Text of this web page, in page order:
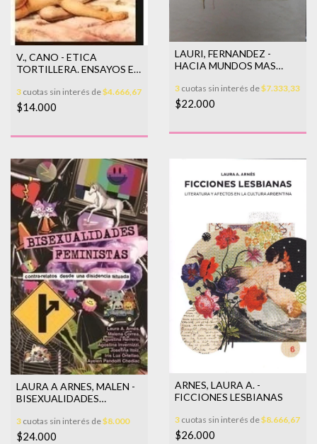
V., CANO - ETICA
TORTILLERA. ENSAYOS EN
3 cuotas sin interés de$4.666,67
$14.000
LAURI, FERNANDEZ -
HACIA MUNDOS MAS
3 cuotas sin interés de$7.333,33
$22.000
LAURA A ARNES, MALEN -
BISEXUALIDADES
RELATOS DE
3 cuotas sin interés de$8.000
$24.000
ARNES, LAURA A. -
FICCIONES LESBIANAS
3 cuotas sin interés de$8.666,67
$26.000